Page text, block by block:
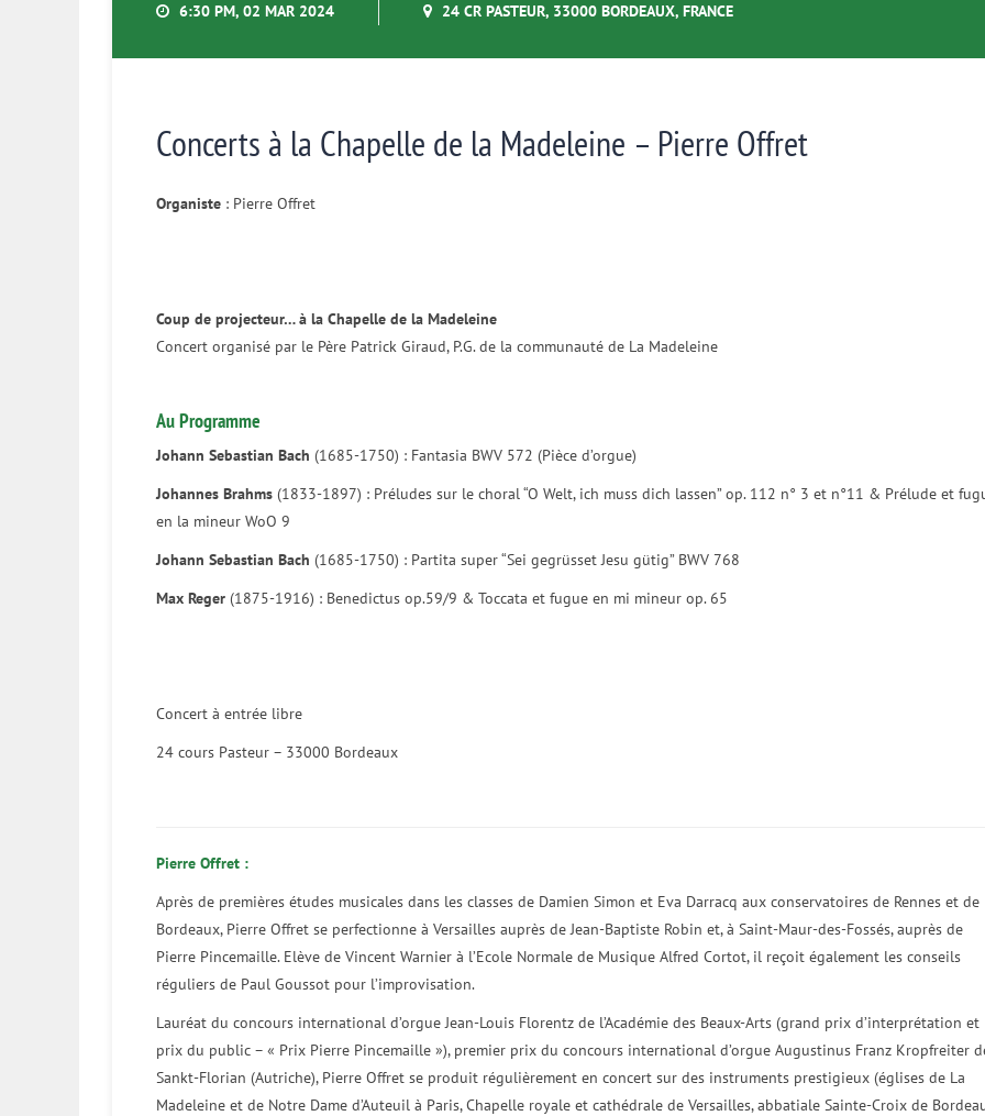
6:30 PM, 02 MAR 2024 24 CR PASTEUR, 33000 BORDEAUX, FRANCE
Concerts à la Chapelle de la Madeleine – Pierre Offret
Organiste : Pierre Offret
Coup de projecteur… à la Chapelle de la Madeleine
Concert organisé par le Père Patrick Giraud, P.G. de la communauté de La Madeleine
Au Programme
Johann Sebastian Bach (1685-1750) : Fantasia BWV 572 (Pièce d’orgue)
Johannes Brahms (1833-1897) : Préludes sur le choral “O Welt, ich muss dich lassen” op. 112 n° 3 et n°11 & Prélude et
en la mineur WoO 9
Johann Sebastian Bach (1685-1750) : Partita super “Sei gegrüsset Jesu gütig” BWV 768
Max Reger (1875-1916) : Benedictus op.59/9 & Toccata et fugue en mi mineur op. 65
Concert à entrée libre
24 cours Pasteur – 33000 Bordeaux
Pierre Offret :
Après de premières études musicales dans les classes de Damien Simon et Eva Darracq aux conservatoires de Rennes et de
Bordeaux, Pierre Offret se perfectionne à Versailles auprès de Jean-Baptiste Robin et, à Saint-Maur-des-Fossés, auprès de
Pierre Pincemaille. Elève de Vincent Warnier à l’Ecole Normale de Musique Alfred Cortot, il reçoit également les conseils
réguliers de Paul Goussot pour l’improvisation.
Lauréat du concours international d’orgue Jean-Louis Florentz de l’Académie des Beaux-Arts (grand prix d’interprétation et
prix du public – « Prix Pierre Pincemaille »), premier prix du concours international d’orgue Augustinus Franz Kropfreiter
Sankt-Florian (Autriche), Pierre Offret se produit régulièrement en concert sur des instruments prestigieux (églises de La
Madeleine et de Notre Dame d’Auteuil à Paris, Chapelle royale et cathédrale de Versailles, abbatiale Sainte-Croix de